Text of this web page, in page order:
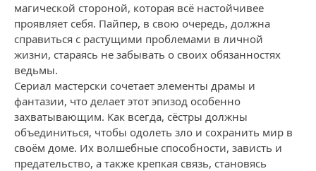
магической стороной, которая всё настойчивее
проявляет себя. Пайпер, в свою очередь, должна
справиться с растущими проблемами в личной
жизни, стараясь не забывать о своих обязанностях
ведьмы.
Сериал мастерски сочетает элементы драмы и
фантазии, что делает этот эпизод особенно
захватывающим. Как всегда, сёстры должны
объединиться, чтобы одолеть зло и сохранить мир в
своём доме. Их волшебные способности, зависть и
предательство, а также крепкая связь, становясь